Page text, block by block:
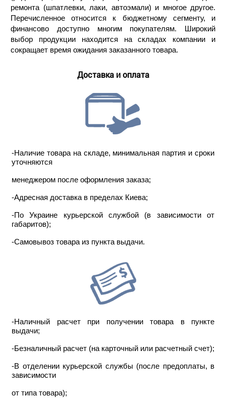
ремонта (шпатлевки, лаки, автоэмали) и многое другое.
Перечисленное относится к бюджетному сегменту, и
финансово доступно многим покупателям. Широкий
выбор продукции находится на складах компании и
сокращает время ожидания заказанного товара.
Доставка и оплата
-Наличие товара на складе, минимальная партия и сроки
уточняются
менеджером после оформления заказа;
-Адресная доставка в пределах Киева;
-По Украине курьерской службой (в зависимости от
габаритов);
-Самовывоз товара из пункта выдачи.
-Наличный расчет при получении товара в пункте
выдачи;
-Безналичный расчет (на карточный или расчетный счет);
-В отделении курьерской службы (после предоплаты, в
зависимости
от типа товара);